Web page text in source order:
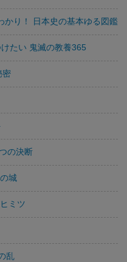
かり！ 日本史の基本ゆる図鑑
たい 鬼滅の教養365
密
の決断
城
ミツ
乱